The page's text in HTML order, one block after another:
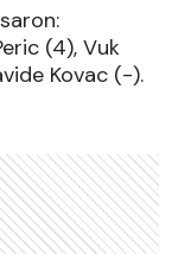
(4), Vuk
Kovac (-).